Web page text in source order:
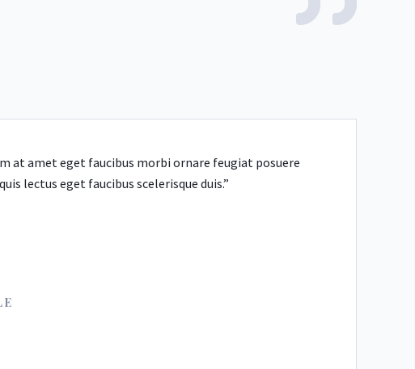
at amet eget faucibus morbi ornare feugiat posuere
lectus eget faucibus scelerisque duis.”